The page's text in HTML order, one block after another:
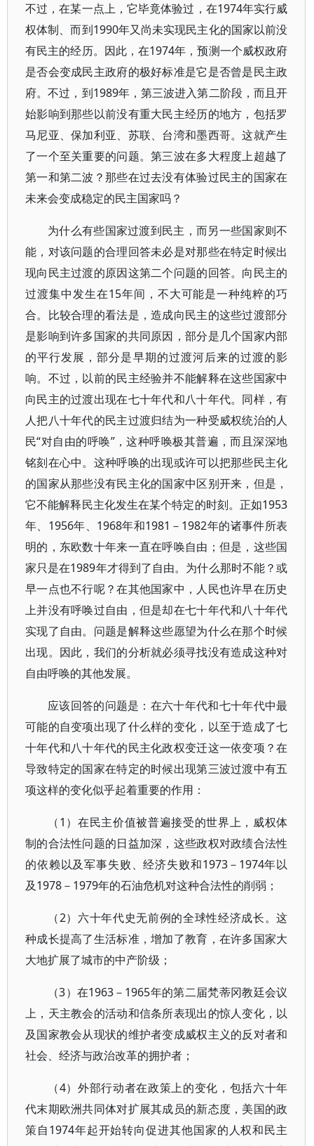
不过，在某一点上，它毕竟体验过，在1974年实行威
权体制、而到1990年又尚未实现民主化的国家以前没
有民主的经历。因此，在1974年，预测一个威权政府
是否会变成民主政府的极好标准是它是否曾是民主政
府。不过，到1989年，第三波进入第二阶段，而且开
始影响到那些以前没有重大民主经历的地方，包括罗
马尼亚、保加利亚、苏联、台湾和墨西哥。这就产生
了一个至关重要的问题。第三波在多大程度上超越了
第一和第二波？那些在过去没有体验过民主的国家在
未来会变成稳定的民主国家吗？
为什么有些国家过渡到民主，而另一些国家则不
能，对该问题的合理回答未必是对那些在特定时候出
现向民主过渡的原因这第二个问题的回答。向民主的
过渡集中发生在15年间，不大可能是一种纯粹的巧
合。比较合理的看法是，造成向民主的这些过渡部分
是影响到许多国家的共同原因，部分是几个国家内部
的平行发展，部分是早期的过渡河后来的过渡的影
响。不过，以前的民主经验并不能解释在这些国家中
向民主的过渡出现在七十年代和八十年代。同样，有
人把八十年代的民主过渡归结为一种受威权统治的人
民“对自由的呼唤”，这种呼唤极其普遍，而且深深地
铭刻在心中。这种呼唤的出现或许可以把那些民主化
的国家从那些没有民主化的国家中区别开来，但是，
它不能解释民主化发生在某个特定的时刻。正如1953
年、1956年、1968年和1981－1982年的诸事件所表
明的，东欧数十年来一直在呼唤自由；但是，这些国
家只是在1989年才得到了自由。为什么那时不能？或
早一点也不行呢？在其他国家中，人民也许早在历史
上并没有呼唤过自由，但是却在七十年代和八十年代
实现了自由。问题是解释这些愿望为什么在那个时候
出现。因此，我们的分析就必须寻找没有造成这种对
自由呼唤的其他发展。
应该回答的问题是：在六十年代和七十年代中最
可能的自变项出现了什么样的变化，以至于造成了七
十年代和八十年代的民主化政权变迁这一依变项？在
导致特定的国家在特定的时候出现第三波过渡中有五
项这样的变化似乎起着重要的作用：
（1）在民主价值被普遍接受的世界上，威权体
制的合法性问题的日益加深，这些政权对政绩合法性
的依赖以及军事失败、经济失败和1973－1974年以
及1978－1979年的石油危机对这种合法性的削弱；
（2）六十年代史无前例的全球性经济成长。这
种成长提高了生活标准，增加了教育，在许多国家大
大地扩展了城市的中产阶级；
（3）在1963－1965年的第二届梵蒂冈教廷会议
上，天主教会的活动和信条所表现出的惊人变化，以
及国家教会从现状的维护者变成威权主义的反对者和
社会、经济与政治改革的拥护者；
（4）外部行动者在政策上的变化，包括六十年
代末期欧洲共同体对扩展其成员的新态度，美国的政
策自1974年起开始转向促进其他国家的人权和民主